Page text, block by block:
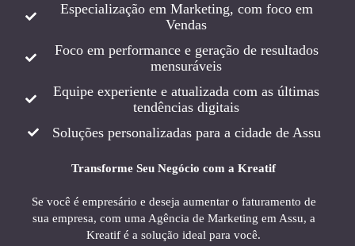
Especialização em Marketing, com foco em
Vendas
Foco em performance e geração de resultados
mensuráveis
Equipe experiente e atualizada com as últimas
tendências digitais
Soluções personalizadas para a cidade de Assu
Transforme Seu Negócio com a Kreatif
Se você é empresário e deseja aumentar o faturamento de
sua empresa, com uma Agência de Marketing em Assu, a
Kreatif é a solução ideal para você.